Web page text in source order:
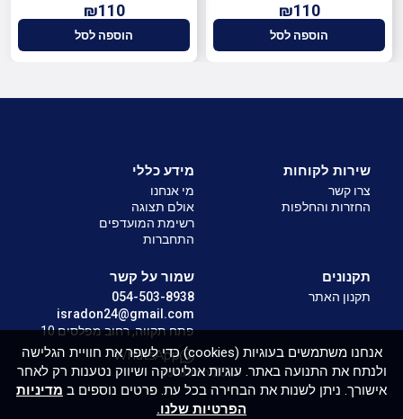
₪110
הוספה לסל
₪110
הוספה לסל
שירות לקוחות
צרו קשר
החזרות והחלפות
מידע כללי
מי אנחנו
אולם תצוגה
רשימת המועדפים
התחברות
תקנונים
תקנון האתר
שמור על קשר
054-503-8938
isradon24@gmail.com
פתח תקווה, רחוב מפלסים 10
WhatsApp
Isradon 2026
אנחנו משתמשים בעוגיות (cookies) כדי לשפר את חוויית הגלישה
ולנתח את התנועה באתר. עוגיות אנליטיקה ושיווק נטענות רק לאחר
אישורך. ניתן לשנות את הבחירה בכל עת. פרטים נוספים ב מדיניות
הפרטיות שלנו.